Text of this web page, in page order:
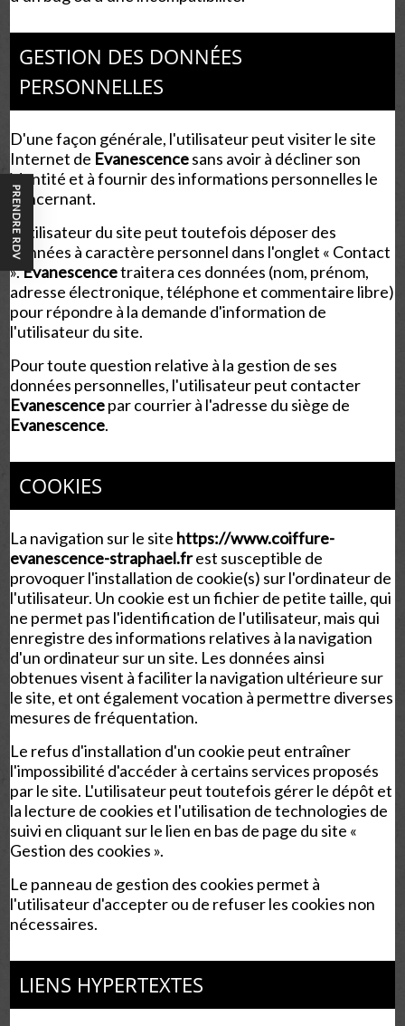
PRENDRE RDV
GESTION DES DONNÉES
PERSONNELLES
D'une façon générale, l'utilisateur peut visiter le site
Internet de Evanescencesans avoir à décliner son
identité et à fournir des informations personnelles le
concernant.
L'utilisateur du site peut toutefois déposer des
données à caractère personnel dans l'onglet « Contact
».Evanescencetraitera ces données (nom, prénom,
adresse électronique, téléphone et commentaire libre)
pour répondre à la demande d'information de
l'utilisateur du site.
Pour toute question relative à la gestion de ses
données personnelles, l'utilisateur peut contacter
Evanescencepar courrier à l'adresse du siège de
Evanescence.
COOKIES
La navigation sur le site https://www.coiffure-
evanescence-straphael.frest susceptible de
provoquer l'installation de cookie(s) sur l'ordinateur de
l'utilisateur. Un cookie est un fichier de petite taille, qui
ne permet pas l'identification de l'utilisateur, mais qui
enregistre des informations relatives à la navigation
d'un ordinateur sur un site. Les données ainsi
obtenues visent à faciliter la navigation ultérieure sur
le site, et ont également vocation à permettre diverses
mesures de fréquentation.
Le refus d'installation d'un cookie peut entraîner
l'impossibilité d'accéder à certains services proposés
par le site. L'utilisateur peut toutefois gérer le dépôt et
la lecture de cookies et l'utilisation de technologies de
suivi en cliquant sur le lien en bas de page du site «
Gestion des cookies ».
Le panneau de gestion des cookies permet à
l'utilisateur d'accepter ou de refuser les cookies non
nécessaires.
LIENS HYPERTEXTES